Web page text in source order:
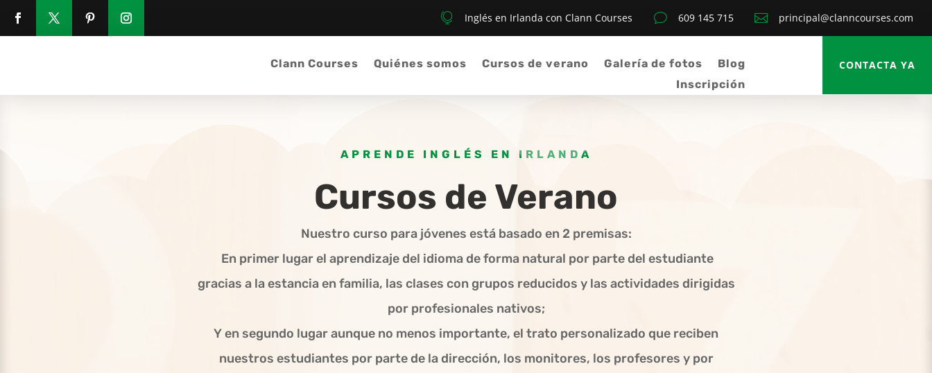
 principal@clanncourses.com
v 609 145 715
 Inglés en Irlanda con Clann Courses
Clann Courses Quiénes somos Cursos de verano Galería de fotos
Blog
Inscripción
CONTACTA YA
APRENDE INGLÉS EN IRLANDA
Cursos de Verano
Nuestro curso para jóvenes está basado en 2 premisas:
En primer lugar el aprendizaje del idioma de forma natural por parte del estudiante
gracias a la estancia en familia, las clases con grupos reducidos y las actividades dirigidas
por profesionales nativos;
Yen segundo lugar aunque no menos importante, el trato personalizado que reciben
nuestros estudiantes por parte de la dirección, los monitores, los profesores y por